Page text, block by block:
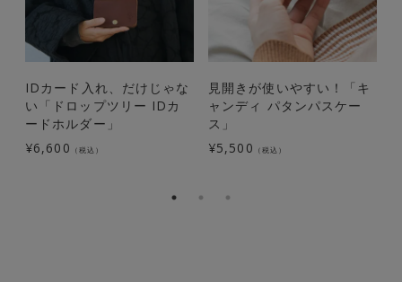
IDカード入れ、だけじゃな
い「ドロップツリー IDカ
ードホルダー」
¥6,600 （税込）
見開きが使いやすい！「キ
ャンディ パタンパスケー
ス」
¥5,500 （税込）